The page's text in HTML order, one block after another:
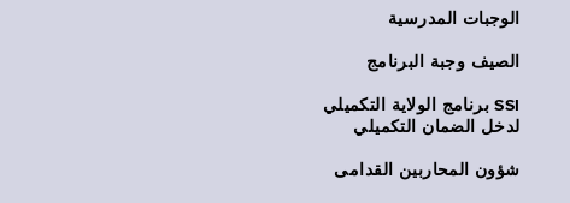
الوجبات المدرسية
الصيف وجبة البرنامج
SSI برنامج الولاية التكميلي
لدخل الضمان التكميلي
شؤون المحاربين القدامى